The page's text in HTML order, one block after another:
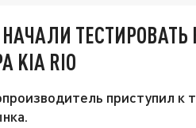
KIA RIO
приступил к